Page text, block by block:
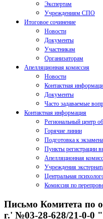
Экспертам
Учреждениям СПО
Итоговое сочинение
Новости
Документы
Участникам
Организаторам
Апелляционная комиссия
Новости
Контактная
Документы
Часто задаваемые
Контактная информация
Региональный центр
Горячие линии
Подготовка к
Пункты регистрации
Апелляционная
Учреждения
Центральная
Комиссия по
Письмо Комитета по
г.' №03-28-628/21-0-0